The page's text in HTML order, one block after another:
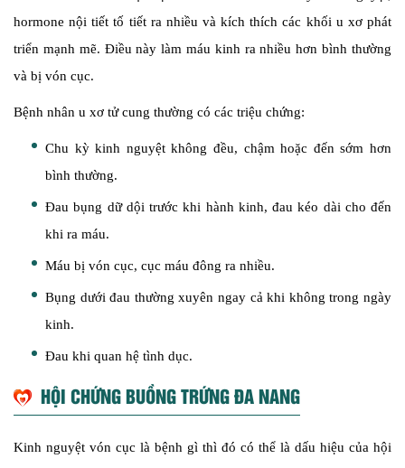
hormone nội tiết tố tiết ra nhiều và kích thích các khối u xơ phát
triển mạnh mẽ. Điều này làm máu kinh ra nhiều hơn bình thường
và bị vón cục.
Bệnh nhân u xơ tử cung thường có các triệu chứng:
Chu kỳ kinh nguyệt không đều, chậm hoặc đến sớm hơn
bình thường.
Đau bụng dữ dội trước khi hành kinh, đau kéo dài cho đến
khi ra máu.
Máu bị vón cục, cục máu đông ra nhiều.
Bụng dưới đau thường xuyên ngay cả khi không trong ngày
kinh.
Đau khi quan hệ tình dục.
HỘI CHỨNG BUỒNG TRỨNG ĐA NANG
Kinh nguyệt vón cục là bệnh gì thì đó có thể là dấu hiệu của hội